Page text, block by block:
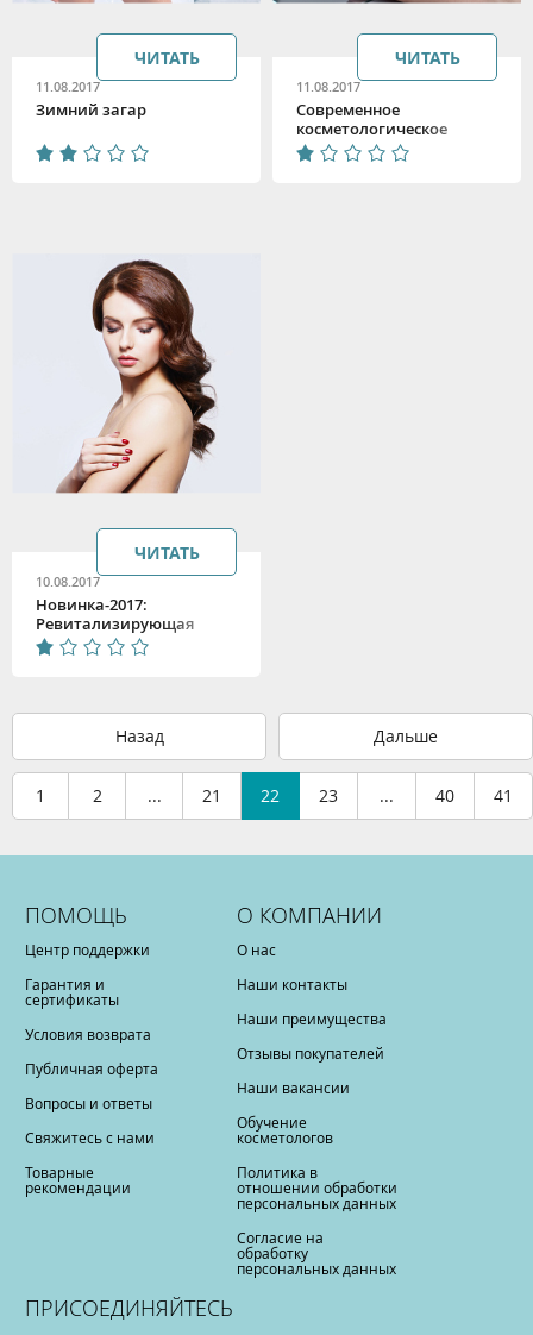
11.08.2017
Зимний загар
ЧИТАТЬ
11.08.2017
Современное
косметологическое
оборудование
ЧИТАТЬ
10.08.2017
Новинка-2017:
Ревитализирующая
линия для тела Algologie
ЧИТАТЬ
Назад Дальше
1 2 ... 21 22 23 ... 40 41
ПОМОЩЬ
Центр поддержки
Гарантия и
сертификаты
Условия возврата
Публичная оферта
Вопросы и ответы
Свяжитесь с нами
Товарные
рекомендации
О КОМПАНИИ
О нас
Наши контакты
Наши преимущества
Отзывы покупателей
Наши вакансии
Обучение
косметологов
Политика в
отношении обработки
персональных данных
Согласие на
обработку
персональных данных
ПРИСОЕДИНЯЙТЕСЬ